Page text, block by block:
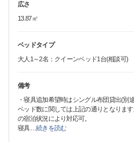
広さ
13.87㎡
ベッドタイプ
大人1～2名：クイーンベッド1台(相談可)
備考
・寝具追加希望時はシングル布団貸出(別
ベッド数に関しては上記の通りとなりま
の宿泊状況により対応可。
寝具… 続きを読む